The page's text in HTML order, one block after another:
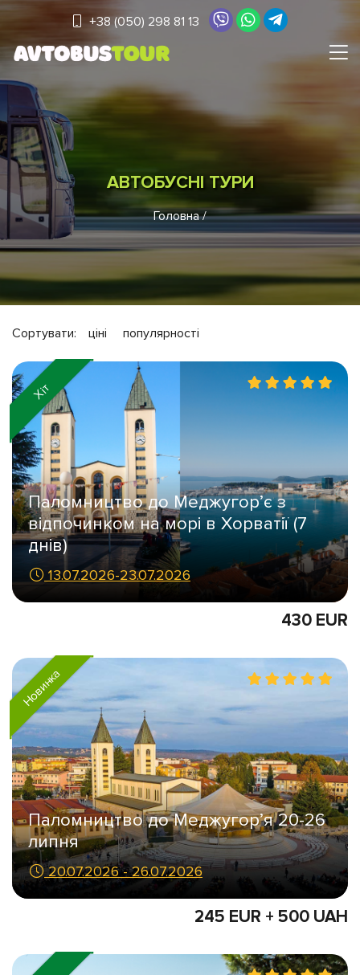
+38 (050) 298 81 13
АВТОБУСНІ ТУРИ
Головна/
Сортувати: ціні популярності
Хіт
Паломництво до Меджугор’є з
відпочинком на морі в Хорватії (7
днів)
13.07.2026-23.07.2026
430 EUR
Новинка
Паломництво до Меджугор’я 20-26
липня
20.07.2026 - 26.07.2026
245 EUR + 500 UAH